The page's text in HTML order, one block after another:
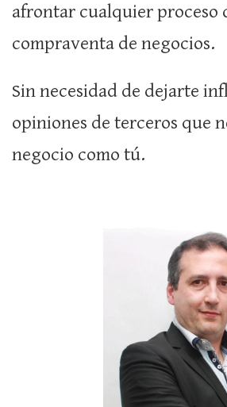
afrontar cualquier proceso
compraventa de negocios.
Sin necesidad de dejarte
opiniones de terceros que
negocio como tú.